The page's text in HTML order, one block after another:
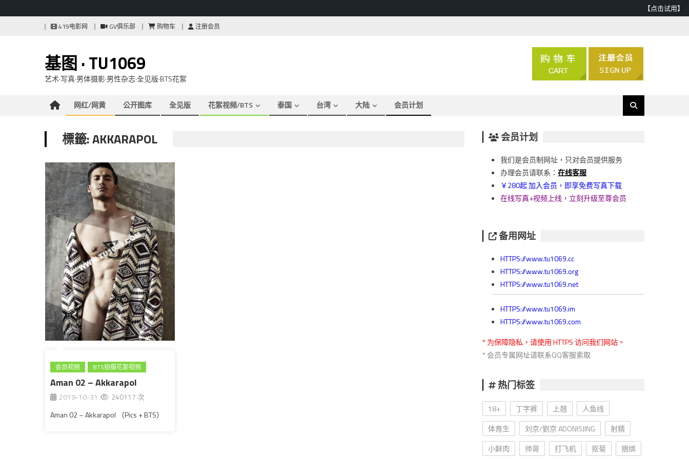
【点击试用】
419电影网 GV俱乐部 购物车 注册会员
基图 · TU1069
艺术·写真·男体摄影·男性杂志·全见版·BTS花絮
网红/网黄 公开图库 全见版 花絮视频/BTS 泰国 台湾 大陆 会员计划
標籤: AKKARAPOL
会员视频
BTS拍摄花絮视频
全见版
泰国
Aman 02 – Akkarapol
2019-10-31
240117 次
Aman 02 – Akkarapol （Pics + BTS）
会员计划
我们是会员制网址，只对会员提供服务
办理会员请联系：在线客服
￥280起 加入会员，即享免费写真下载
在线写真+视频上线，立刻升级至尊会员
备用网址
HTTPS://www.tu1069.cc
HTTPS://www.tu1069.org
HTTPS://www.tu1069.net
HTTPS://www.tu1069.im
HTTPS://www.tu1069.com
* 为保障隐私，请使用 HTTPS 访问我们网站。
* 会员专属网址请联系QQ客服索取
热门标签
18+ 丁字裤 上翘
人鱼线
体育生
刘京/劉京 ADONISJING
射精
小鲜肉
帅哥 打飞机 抠菊 捆绑